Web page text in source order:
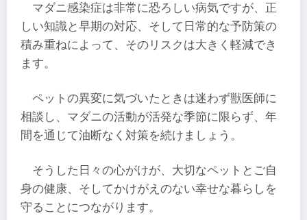
マダニ感染症は非常に恐ろしい病気ですが、正
しい知識と早期の対応、そして日常的な予防策の
積み重ねによって、そのリスクは大きく軽減でき
ます。
ペットの異変に気づいたときは迷わず獣医師に
相談し、マダニの活動が活発な季節に限らず、年
間を通じて油断なく対策を続けましょう。
そうした日々の心がけが、大切なペットとご自
身の健康、そしてかけがえのない幸せな暮らしを
守ることにつながります。